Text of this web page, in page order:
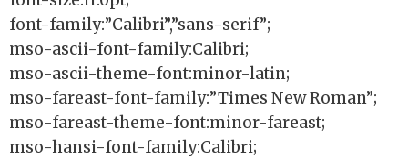
font-family:”Calibri”,”sans-serif”;
mso-ascii-font-family:Calibri;
mso-ascii-theme-font:minor-latin;
mso-fareast-font-family:”Times New Roman”;
mso-fareast-theme-font:minor-fareast;
mso-hansi-font-family:Calibri;